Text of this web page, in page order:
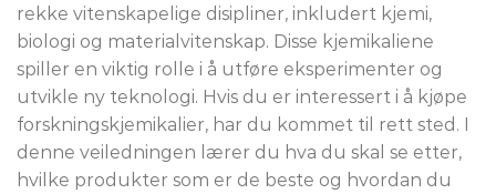
rekke vitenskapelige disipliner, inkludert kjemi,
biologi og materialvitenskap. Disse kjemikaliene
spiller en viktig rolle i å utføre eksperimenter og
utvikle ny teknologi. Hvis du er interessert i å kjøpe
forskningskjemikalier, har du kommet til rett sted. I
denne veiledningen lærer du hva du skal se etter,
hvilke produkter som er de beste og hvordan du